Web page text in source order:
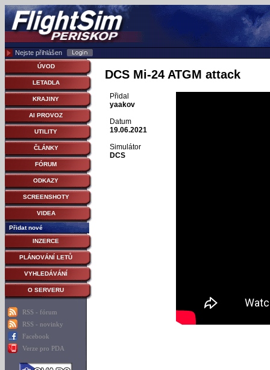
Nejste přihlášen
ÚVOD
LETADLA
KRAJINY
AI PROVOZ
UTILITY
ČLÁNKY
FÓRUM
ODKAZY
SCREENSHOTY
VIDEA
Přidat nové
INZERCE
PLÁNOVÁNÍ LETŮ
VYHLEDÁVÁNÍ
O SERVERU
RSS - fórum
RSS - novinky
Facebook
Verze pro PDA
DCS Mi-24 ATGM attack
Přidal
yaakov
Datum
19.06.2021
Simulátor
DCS